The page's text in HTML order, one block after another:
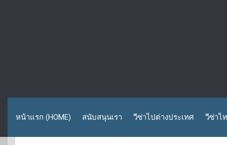
หน้าแรก (HOME) สนับสนุนเรา วีซ่าไปต่างประเทศ วีซ่าไ